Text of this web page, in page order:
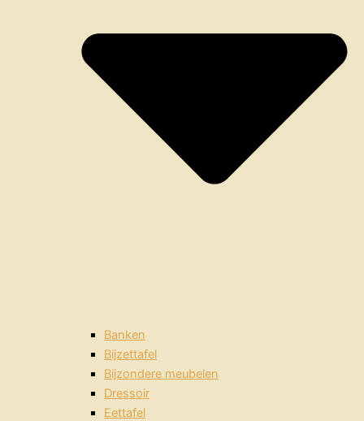
Banken
Bijzettafel
Bijzondere meubelen
Dressoir
Eettafel